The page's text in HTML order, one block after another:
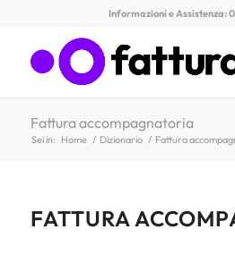
Informazioni e Assistenza:
Fattura accompagnatoria
Sei in: Home / Dizionario / Fattura
FATTURA